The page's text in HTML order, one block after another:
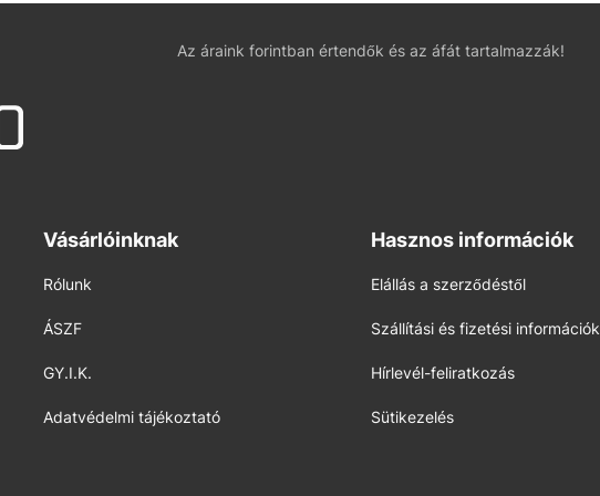
Az áraink forintban értendők és az áfát tartalmazzák!
Vásárlóinknak
Rólunk
ÁSZF
GY.I.K.
Adatvédelmi tájékoztató
Hasznos információk
Elállás a szerződéstől
Szállítási és fizetési információk
Hírlevél-feliratkozás
Sütikezelés